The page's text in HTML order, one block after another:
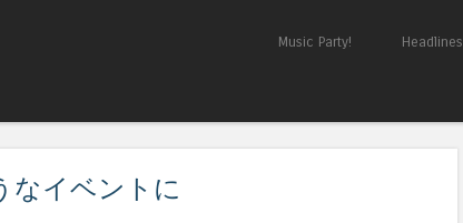
Skip to content
Music Party! Headlines
なイベントに